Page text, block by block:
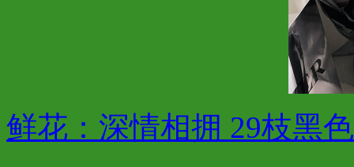
鲜花：深情相拥 29枝黑